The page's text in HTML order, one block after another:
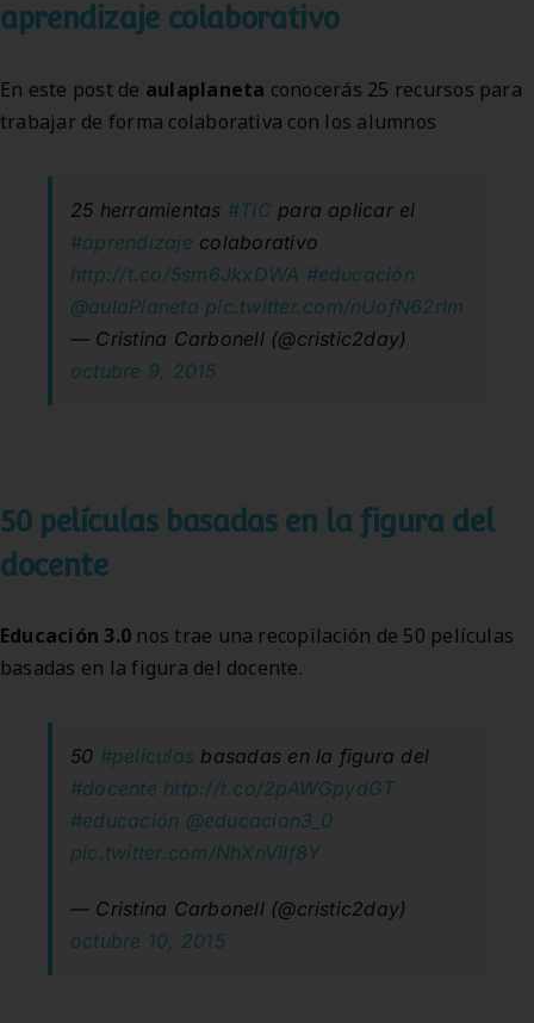
aprendizaje colaborativo
En este post de aulaplaneta conocerás 25 recursos para
trabajar de forma colaborativa con los alumnos
25 herramientas #TIC para aplicar el
#aprendizaje colaborativo
http://t.co/5sm6JkxDWA #educación
@aulaPlaneta pic.twitter.com/nUofN62rlm
— Cristina Carbonell (@cristic2day)
octubre 9, 2015
50 películas basadas en la figura del
docente
Educación 3.0 nos trae una recopilación de 50 películas
basadas en la figura del docente.
50 #películas basadas en la figura del
#docente http://t.co/2pAWGpydGT
#educación @educacion3_0
pic.twitter.com/NhXnViIf8Y
— Cristina Carbonell (@cristic2day)
octubre 10, 2015